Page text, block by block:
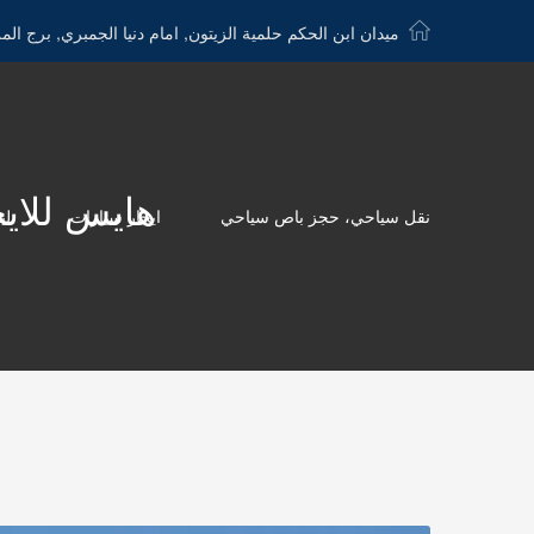
ميدان ابن الحكم حلمية الزيتون, امام دنيا الجمبري, برج
نقل سياحي، حجز باص سياحي ايجار سيارات
هايس للايجار